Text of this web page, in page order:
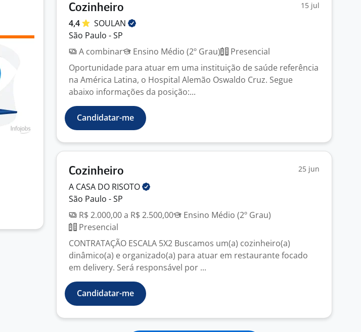
Cozinheiro 15 jul
4,4
SOULAN
São Paulo - SP
A combinar
Ensino Médio (2º Grau)
Presencial
Oportunidade para atuar em uma instituição de saúde referência
na América Latina, o Hospital Alemão Oswaldo Cruz. Segue
abaixo informações da posição:...
Candidatar-me
Cozinheiro 25 jun
A CASA DO RISOTO
São Paulo - SP
R$ 2.000,00 a R$ 2.500,00
Ensino Médio (2º Grau)
Presencial
CONTRATAÇÃO ESCALA 5X2 Buscamos um(a) cozinheiro(a)
dinâmico(a) e organizado(a) para atuar em restaurante focado
em delivery. Será responsável por ...
Candidatar-me